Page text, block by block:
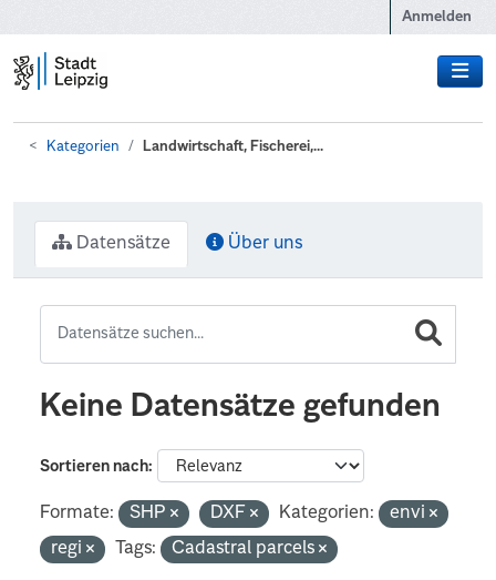
Anmelden
Kategorien Landwirtschaft, Fischerei,...
Datensätze Über uns
Keine Datensätze gefunden
Sortieren nach
Formate: SHP DXF Kategorien:
envi
regi
Tags: Cadastral parcels